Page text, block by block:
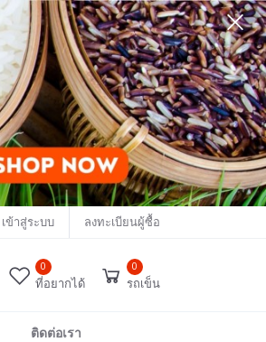
เข้าสู่ระบบ ลงทะเบียนผู้ซื้อ
0
ที่อยากได้
0
รถเข็น
ติดต่อเรา